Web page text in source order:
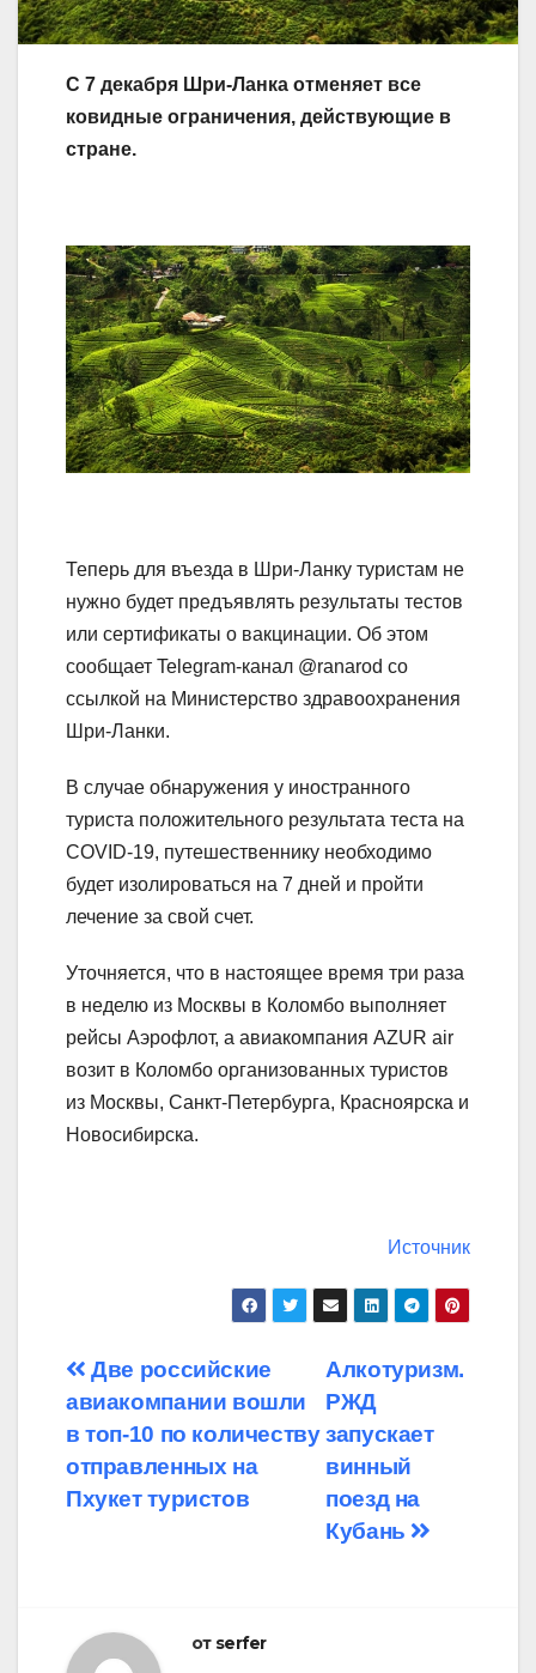
С 7 декабря Шри-Ланка отменяет все
ковидные ограничения, действующие в
стране.
Теперь для въезда в Шри-Ланку туристам не
нужно будет предъявлять результаты тестов
или сертификаты о вакцинации. Об этом
сообщает Telegram-канал @ranarod со
ссылкой на Министерство здравоохранения
Шри-Ланки.
В случае обнаружения у иностранного
туриста положительного результата теста на
COVID-19, путешественнику необходимо
будет изолироваться на 7 дней и пройти
лечение за свой счет.
Уточняется, что в настоящее время три раза
в неделю из Москвы в Коломбо выполняет
рейсы Аэрофлот, а авиакомпания AZUR air
возит в Коломбо организованных туристов
из Москвы, Санкт-Петербурга, Красноярска и
Новосибирска.
Источник
Навигация
по
записям
Алкотуризм.
РЖД
запускает
винный
поезд на
Кубань
Две российские
авиакомпании вошли
в топ-10 по количеству
отправленных на
Пхукет туристов
от serfer